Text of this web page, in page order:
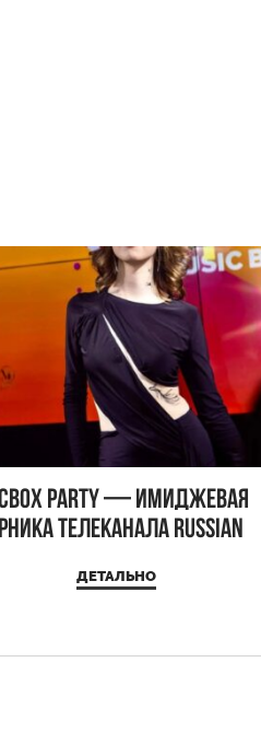
PARTY — имиджевая
телеканала RUSSIAN
ДЕТАЛЬНО